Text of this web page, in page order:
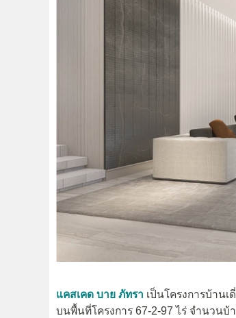
แคสเคด บาย ภัทรา เป็นโครงการบ้าน
บนพื้นที่โครงการ 67-2-97 ไร่ จำนวนบ้